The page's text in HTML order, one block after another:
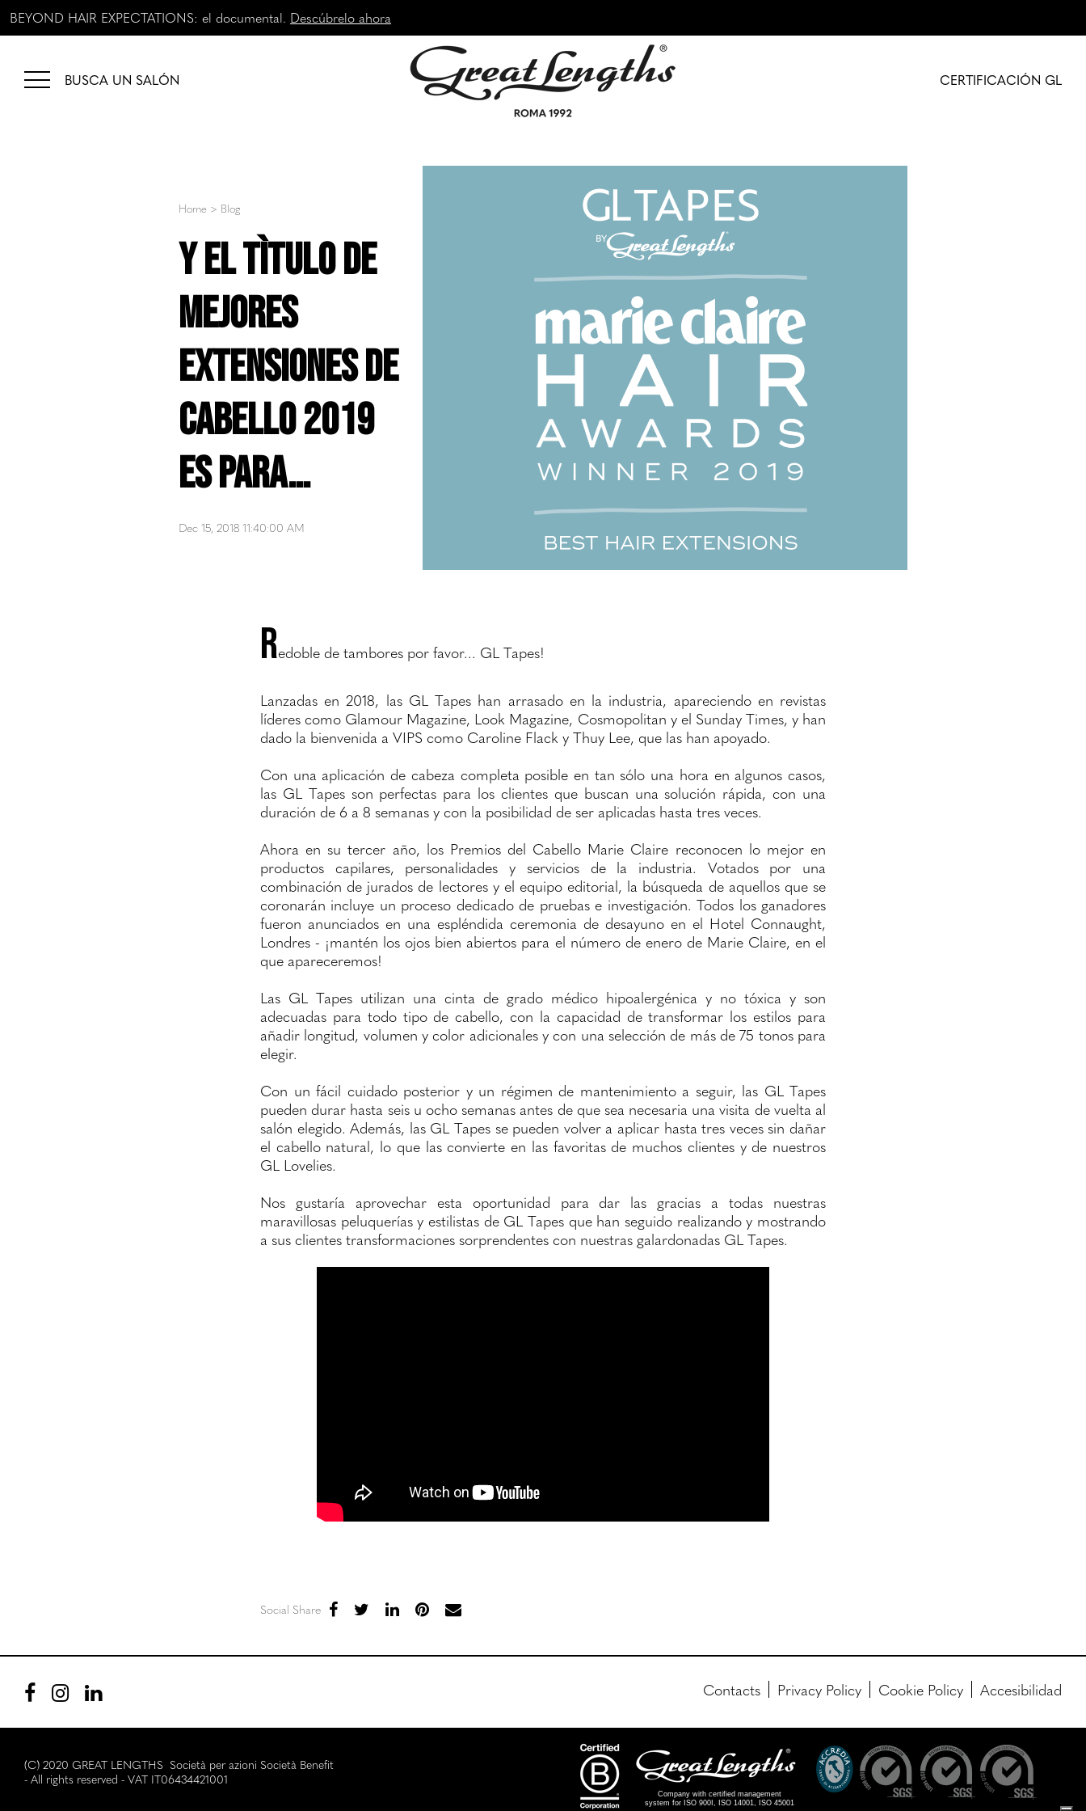
BEYOND HAIR EXPECTATIONS: el documental. Descúbrelo ahora
BUSCA UN SALÓN CERTIFICACIÓN GL
Home > Blog
Y el tìtulo de
Mejores
extensiones de
cabello 2019
es para…
Dec 15, 2018 11:40:00 AM
Redoble de tambores por favor... GL Tapes!
Lanzadas en 2018, las GL Tapes han arrasado en la industria, apareciendo en revistas
líderes como Glamour Magazine, Look Magazine, Cosmopolitan y el Sunday Times, y han
dado la bienvenida a VIPS como Caroline Flack y Thuy Lee, que las han apoyado.
Con una aplicación de cabeza completa posible en tan sólo una hora en algunos casos,
las GL Tapes son perfectas para los clientes que buscan una solución rápida, con una
duración de 6 a 8 semanas y con la posibilidad de ser aplicadas hasta tres veces.
Ahora en su tercer año, los Premios del Cabello Marie Claire reconocen lo mejor en
productos capilares, personalidades y servicios de la industria. Votados por una
combinación de jurados de lectores y el equipo editorial, la búsqueda de aquellos que se
coronarán incluye un proceso dedicado de pruebas e investigación. Todos los ganadores
fueron anunciados en una espléndida ceremonia de desayuno en el Hotel Connaught,
Londres - ¡mantén los ojos bien abiertos para el número de enero de Marie Claire, en el
que apareceremos!
Las GL Tapes utilizan una cinta de grado médico hipoalergénica y no tóxica y son
adecuadas para todo tipo de cabello, con la capacidad de transformar los estilos para
añadir longitud, volumen y color adicionales y con una selección de más de 75 tonos para
elegir.
Con un fácil cuidado posterior y un régimen de mantenimiento a seguir, las GL Tapes
pueden durar hasta seis u ocho semanas antes de que sea necesaria una visita de vuelta al
salón elegido. Además, las GL Tapes se pueden volver a aplicar hasta tres veces sin dañar
el cabello natural, lo que las convierte en las favoritas de muchos clientes y de nuestros
GL Lovelies.
Nos gustaría aprovechar esta oportunidad para dar las gracias a todas nuestras
maravillosas peluquerías y estilistas de GL Tapes que han seguido realizando y mostrando
a sus clientes transformaciones sorprendentes con nuestras galardonadas GL Tapes.
Social Share
Contacts Privacy Policy Cookie Policy Accesibilidad
(C) 2020 GREAT LENGTHS Società per azioni Società Benefit
- All rights reserved - VAT IT06434421001
Company with certified management
system for ISO 900I, ISO 14001, ISO 45001